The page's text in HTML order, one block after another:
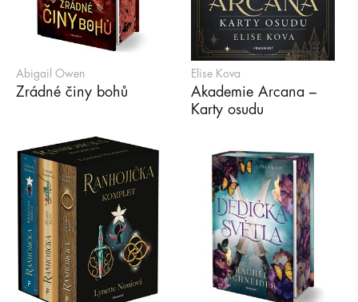
Abigail Owen
Zrádné činy bohů
Elise Kova
Akademie Arcana –
Karty osudu